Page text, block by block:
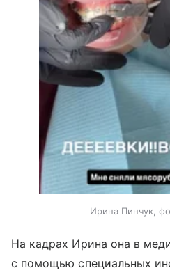
Ирина Пинчук,
На кадрах Ирина она в
с помощью специальных